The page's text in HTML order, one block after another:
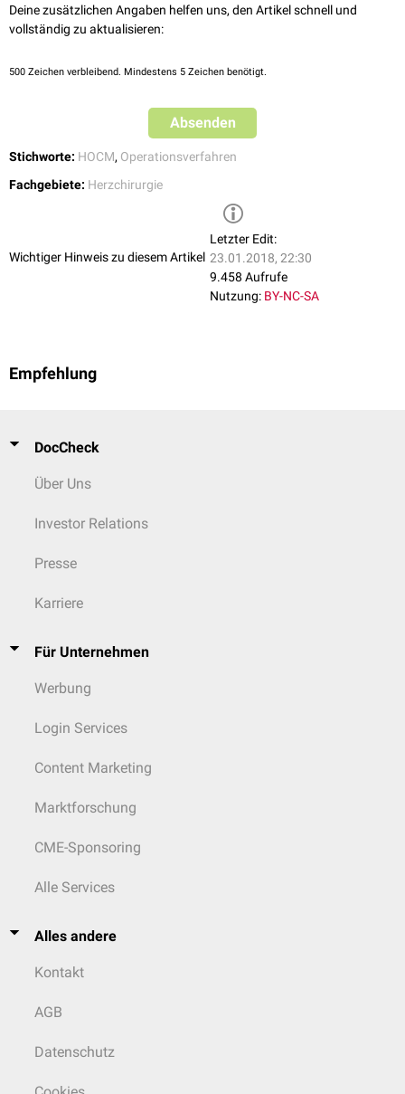
DieLetalitätder TSM liegt zwischen 1 und 10%, in spezialisierten Zentren
können geringere Werte erzielt werden.
Deine zusätzlichen Angaben helfen uns, den Artikel schnell und
vollständig zu aktualisieren:
500 Zeichen verbleibend. Mindestens 5 Zeichen benötigt.
Absenden
Stichworte: HOCM, Operationsverfahren
Fachgebiete: Herzchirurgie
Wichtiger Hinweis zu diesem Artikel
Letzter Edit:
23.01.2018, 22:30
9.458 Aufrufe
Nutzung: BY-NC-SA
Empfehlung
DocCheck
Über Uns
Investor Relations
Presse
Karriere
Für Unternehmen
Werbung
Login Services
Content Marketing
Marktforschung
CME-Sponsoring
Alle Services
Alles andere
Kontakt
AGB
Datenschutz